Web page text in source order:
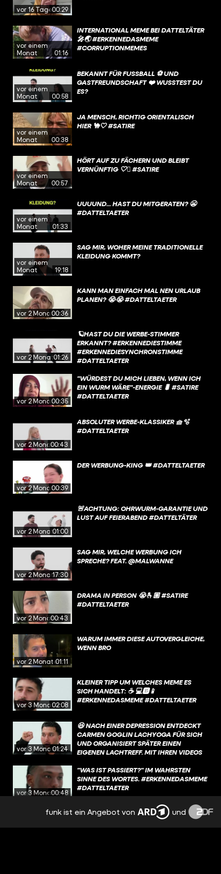
vor 16 Tagen00:29
vor einem
Monat
01:16
INTERNATIONAL MEME BEI DATTELTÄTER
🎤🌏 #ERKENNEDASMEME
#CORRUPTIONMEMES
vor einem
Monat
00:58
BEKANNT FÜR FUSSBALL ⚽️ UND G
ASTFREUNDSCHAFT ❤️ WUSSTEST DU E
S?
vor einem
Monat
00:38
JA MENSCH, RICHTIG ORIENTALISCH
HIER 🐪🤍 #SATIRE
vor einem
Monat
00:57
HÖRT AUF ZU FÄCHERN UND BLEIBT
VERNÜNFTIG 🤍🫩 #SATIRE
vor einem
Monat
01:33
UUUUND... HAST DU MITGERATEN? 😬
#DATTELTAETER
vor einem
Monat
19:18
SAG MIR, WOHER MEINE TRADITIONELLE
KLEIDUNG KOMMT?
vor 2 Monaten
00:36
KANN MAN EINFACH MAL NEN URLAUB
PLANEN? 😭😭 #DATTELTAETER
vor 2 Monaten01:26
🪐HAST DU DIE WERBE-STIMMER
ERKANNT? #ERKENNEDIESTIMME
#ERKENNEDIESYNCHRONSTIMME
#DATTELTAETER
vor 2 Monaten
00:35
"WÜRDEST DU MICH LIEBEN, WENN ICH
EIN WURM WÄRE"-ENERGIE 🐛 #SATIRE
#DATTELTAETER
vor 2 Monaten
00:43
ABSOLUTER WERBE-KLASSIKER 🧺🫧
#DATTELTAETER
vor 2 Monaten
00:39
DER WERBUNG-KING 👑 #DATTELTAETER
vor 2 Monaten
01:00
🚨ACHTUNG: OHRWURM-GARANTIE UND
LUST AUF FEIERABEND #DATTELTÄTER
vor 2 Monaten
17:30
SAG MIR, WELCHE WERBUNG ICH
SPRECHE? FEAT. @MALWANNE
vor 2 Monaten
00:43
DRAMA IN PERSON 😭🫰🏼 #SATIRE
#DATTELTAETER
vor 2 Monaten01:11
WARUM IMMER DIESE AUTOVERGLEICHE,
WENN BRO
vor 3 Monaten
02:08
KLEINER TIPP UM WELCHES MEME ES
SICH HANDELT: ☕️ 💻🅱️📱
#ERKENNEDASMEME #DATTELTAETER
vor 3 Monaten
01:24
😆 NACH EINER DEPRESSION ENTDECKT
CARMEN GOGLIN LACHYOGA FÜR SICH
UND ORGANISIERT SPÄTER EINEN
EIGENEN LACHTREFF. MIT IHREN VIDEOS
IN DIE WELT TRAGEN“.
vor 3 Monaten
00:48
"WAS IST PASSIERT?" IM WAHRSTEN
SINNE DES WORTES. #ERKENNEDASMEME
#DATTELTAETER
DAS MEME ENTSTAND 2011 IN DER DOKU
WILDES WOHNZIMMER. KURZ VOR EINER
funk ist ein Angebot von und